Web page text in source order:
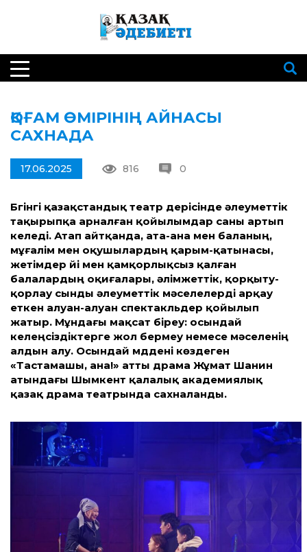
ҚОҒАМ ӨМІРІНІҢ АЙНАСЫ
САХНАДА
17.06.2025 816 0
Бүгінгі қазақ­стандық театр үдерісінде әлеумет­тік
тақырыпқа арналған қойылымдар саны артып
келеді. Атап айт­қанда, ата-ана мен баланың,
мұғалім мен оқушылардың қарым-қатынасы,
жетімдер үйі мен қамқорлықсыз қалған
балалардың оқиғалары, әлімжет­тік, қорқыту-
қорлау сынды әлеумет­тік мәселелерді арқау
еткен алуан-алуан спектакльдер қойылып
жатыр. Мұндағы мақсат біреу: осындай
келеңсіздіктерге жол бермеу немесе мәселенің
алдын алу. Осындай мүддені көздеген
«Тастамашы, ана!» ат­ты драма Жұмат Шанин
атындағы Шымкент қалалық академиялық
қазақ драма театр­ында сахналанды.